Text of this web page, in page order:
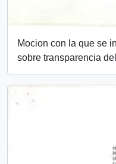
Mocion con la que se
sobre transparencia